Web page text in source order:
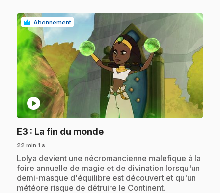
Abonnement
play_circle
E3 : La fin du monde.
22 min 1 s
.Lolya devient une nécromancienne maléfique à la
foire annuelle de magie et de divination lorsqu'un
demi-masque d'équilibre est découvert et qu'un
météore risque de détruire le Continent.